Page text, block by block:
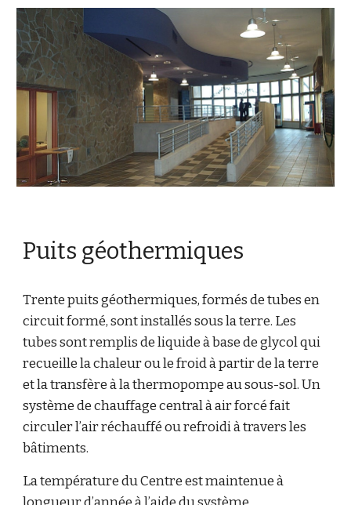
Puits géothermiques
Trente puits géothermiques, formés de tubes en
circuit formé, sont installés sous la terre. Les
tubes sont remplis de liquide à base de glycol qui
recueille la chaleur ou le froid à partir de la terre
et la transfère à la thermopompe au sous-sol. Un
système de chauffage central à air forcé fait
circuler l’air réchauffé ou refroidi à travers les
bâtiments.
La température du Centre est maintenue à